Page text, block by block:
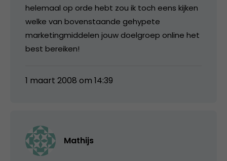
helemaal op orde hebt zou ik toch eens kijken
welke van bovenstaande gehypete
marketingmiddelen jouw doelgroep online het
best bereiken!
1 maart 2008 om 14:39
Mathijs